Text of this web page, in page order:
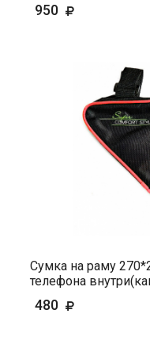
950
Сумка на раму
телефона
480